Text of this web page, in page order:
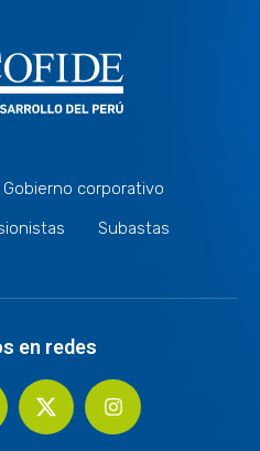
Gobierno corporativo
Subastas
en redes